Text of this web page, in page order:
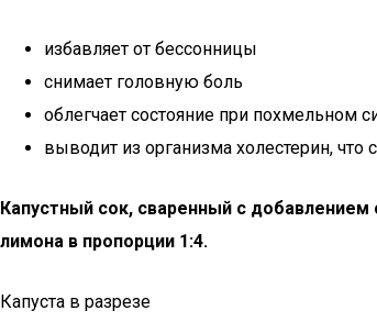
избавляет от бессонницы
снимает головную боль
облегчает состояние при похмельном
выводит из организма холестерин, что
Капустный сок, сваренный с
лимона в пропорции 1:4.
Капуста в разрезе